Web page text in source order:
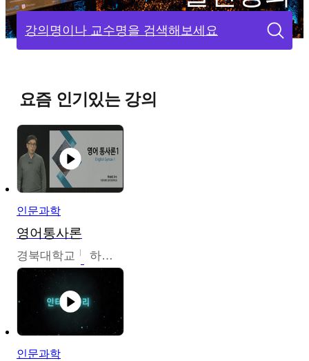
강의명이나 교수명을 검색해보세요
요즘 인기있는 강의
인문과학
영어통사론
경북대학교 하승완
인문과학